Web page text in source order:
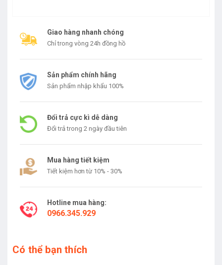
Giao hàng nhanh chóng
Chỉ trong vòng 24h đồng hồ
Sản phẩm chính hãng
Sản phẩm nhập khẩu 100%
Đổi trả cực kì dễ dàng
Đổi trả trong 2 ngày đầu tiên
Mua hàng tiết kiệm
Tiết kiệm hơn từ 10% - 30%
Hotline mua hàng:
0966.345.929
Có thể bạn thích